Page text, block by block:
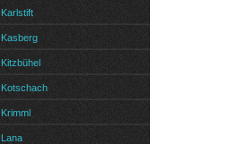
Karlstift
Kasberg
Kitzbühel
Kotschach
Krimml
Lana